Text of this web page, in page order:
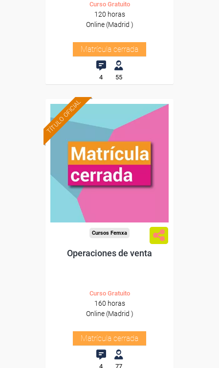
Curso Gratuito
120 horas
Online (Madrid )
Matrícula cerrada
4 55
TÍTULO OFICIAL
Cursos Femxa
Operaciones de venta
Curso Gratuito
160 horas
Online (Madrid )
Matrícula cerrada
4 77